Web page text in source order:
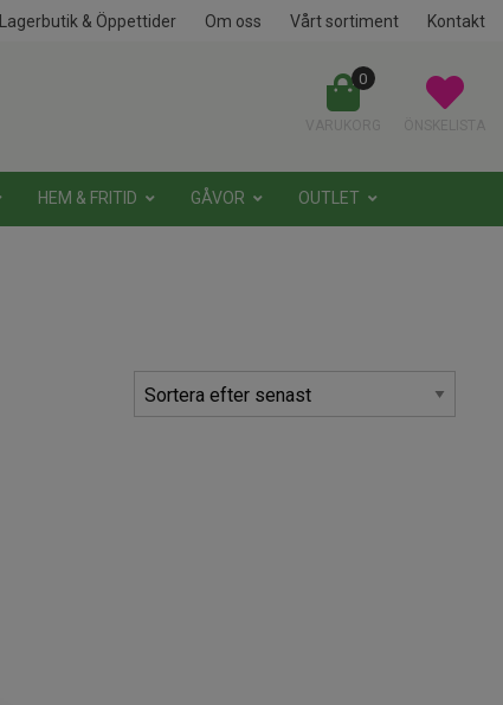
Lagerbutik & Öppettider Om oss Vårt sortiment Kontakt
0
HEM & FRITID GÅVOR OUTLET